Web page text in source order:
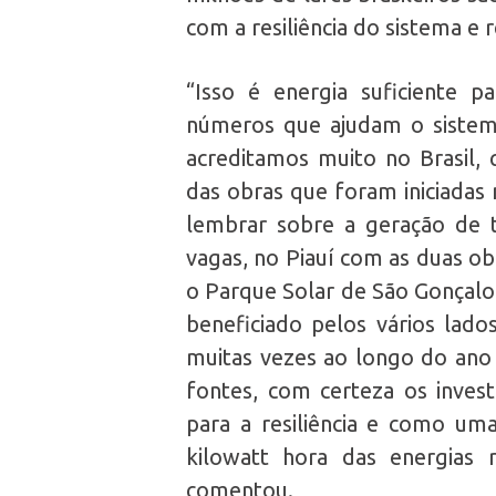
com a resiliência do sistema e
“Isso é energia suficiente
números que ajudam o
acreditamos muito no Brasil,
das obras que foram
lembrar sobre a geração de
vagas, no Piauí com as duas
o Parque Solar de São
beneficiado pelos vários
muitas vezes ao longo do
fontes, com certeza os
para a resiliência e como
kilowatt hora das energias
comentou.